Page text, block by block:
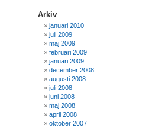
Arkiv
januari 2010
juli 2009
maj 2009
februari 2009
januari 2009
december 2008
augusti 2008
juli 2008
juni 2008
maj 2008
april 2008
oktober 2007